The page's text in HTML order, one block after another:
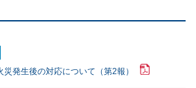
発⽣後の対応について（第2報）